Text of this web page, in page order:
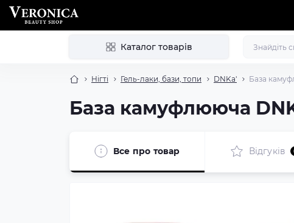
Каталог товарів
Нігті Гель-лаки, бази, топи DNKa' База
База камуфлююча
Все про товар Відгуків